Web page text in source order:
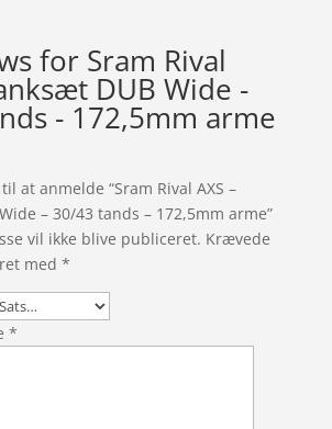
for Sram Rival
DUB Wide -
- 172,5mm arme
at anmelde “Sram Rival AXS –
– 30/43 tands – 172,5mm arme”
vil ikke blive publiceret. Krævede
med *
*